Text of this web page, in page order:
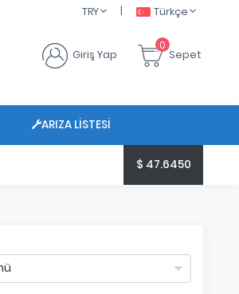
Türkçe
|
TRY
Giriş Yap
0
Sepet
ARIZA LISTESI
$ 47.6450